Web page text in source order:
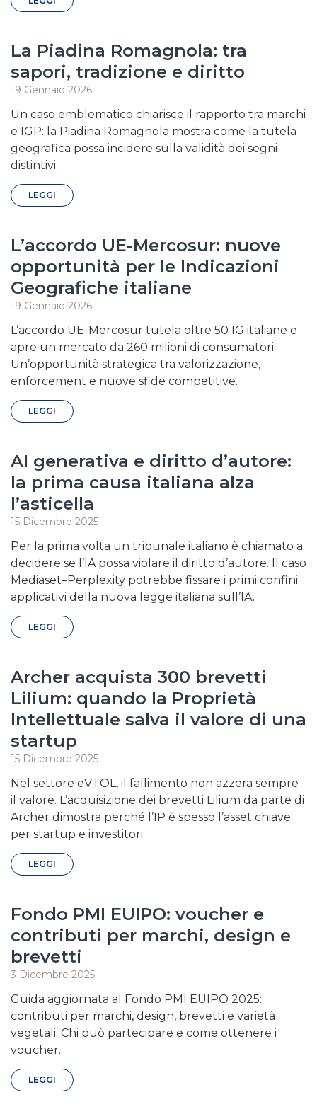
La Piadina Romagnola: tra
sapori, tradizione e diritto
19 Gennaio 2026
Un caso emblematico chiarisce il rapporto tra marchi
e IGP: la Piadina Romagnola mostra come la tutela
geografica possa incidere sulla validità dei segni
distintivi.
LEGGI
L’accordo UE-Mercosur: nuove
opportunità per le Indicazioni
Geografiche italiane
19 Gennaio 2026
L’accordo UE-Mercosur tutela oltre 50 IG italiane e
apre un mercato da 260 milioni di consumatori.
Un’opportunità strategica tra valorizzazione,
enforcement e nuove sfide competitive.
LEGGI
AI generativa e diritto d’autore:
la prima causa italiana alza
l’asticella
15 Dicembre 2025
Per la prima volta un tribunale italiano è chiamato a
decidere se l’IA possa violare il diritto d’autore. Il caso
Mediaset–Perplexity potrebbe fissare i primi confini
applicativi della nuova legge italiana sull’IA.
LEGGI
Archer acquista 300 brevetti
Lilium: quando la Proprietà
Intellettuale salva il valore di una
startup
15 Dicembre 2025
Nel settore eVTOL, il fallimento non azzera sempre
il valore. L’acquisizione dei brevetti Lilium da parte di
Archer dimostra perché l’IP è spesso l’asset chiave
per startup e investitori.
LEGGI
Fondo PMI EUIPO: voucher e
contributi per marchi, design e
brevetti
3 Dicembre 2025
Guida aggiornata al Fondo PMI EUIPO 2025:
contributi per marchi, design, brevetti e varietà
vegetali. Chi può partecipare e come ottenere i
voucher.
LEGGI